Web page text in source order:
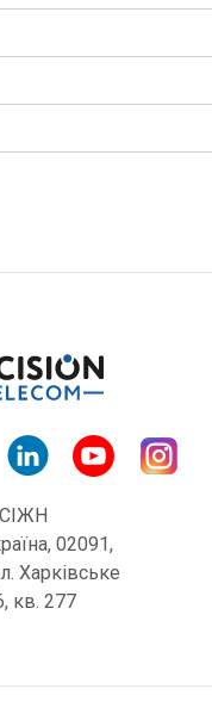
02091,
Харківське
кв. 277